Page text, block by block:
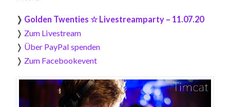
❭ Golden Twenties ☆ Livestreamparty – 11.07.20
❭ Zum Livestream
❭ Über PayPal spenden
❭ Zum Facebookevent